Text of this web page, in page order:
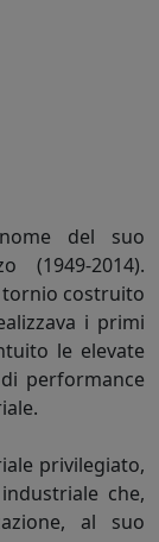
del suo
(1949-2014).
tornio costruito
i primi
le elevate
performance
privilegiato,
che,
al suo